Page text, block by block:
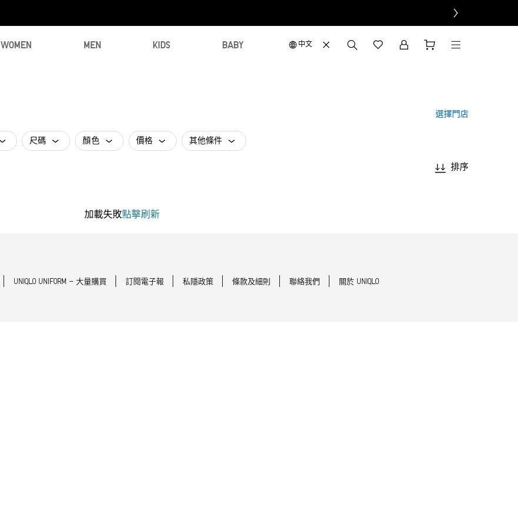
WOMEN MEN KIDS BABY 中文
選擇門店
尺碼 顏色 價格 其他條件
排序
加載失敗點擊刷新
UNIQLO UNIFORM - 大量購買 訂閱電子報 私隱政策 條款及細則 聯絡我們 關於 UNIQLO